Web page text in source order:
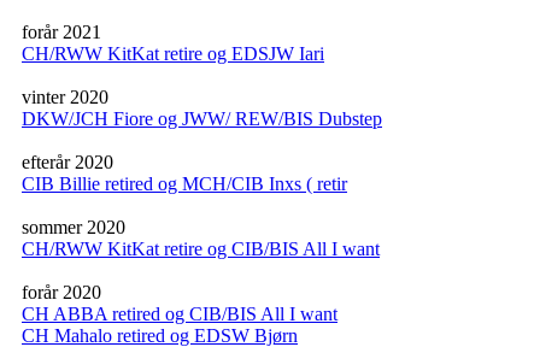
forår 2021
CH/RWW KitKat retire og EDSJW Iari
vinter 2020
DKW/JCH Fiore og JWW/ REW/BIS Dubstep
efterår 2020
CIB Billie retired og MCH/CIB Inxs ( retir
sommer 2020
CH/RWW KitKat retire og CIB/BIS All I want
forår 2020
CH ABBA retired og CIB/BIS All I want
CH Mahalo retired og EDSW Bjørn